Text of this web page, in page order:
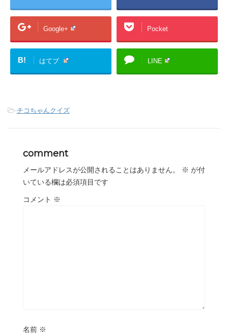
Google+ Pocket
B! はてブ LINE
-チコちゃんクイズ
comment
メールアドレスが公開されることはありません。 ※ が付
いている欄は必須項目です
コメント ※
名前 ※